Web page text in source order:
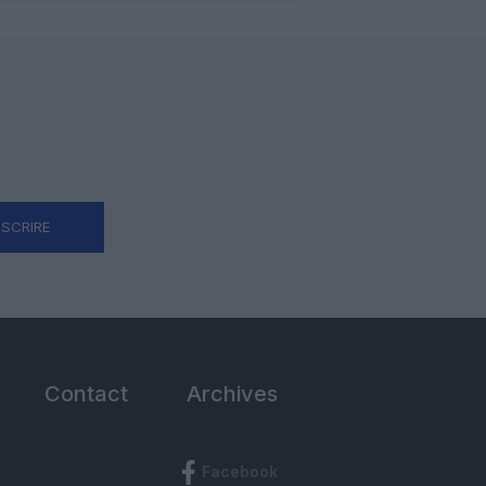
Contact Archives